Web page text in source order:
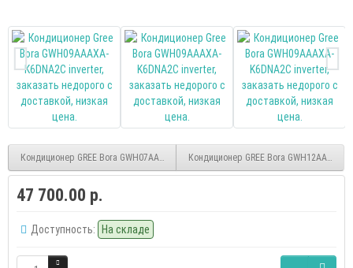
Кондиционер GREE Bora GWH07AAB-K3DNA2A inverterКондиционер GREE Bora GWH12AABXB-
47 700.00 р.
Доступность: На складе